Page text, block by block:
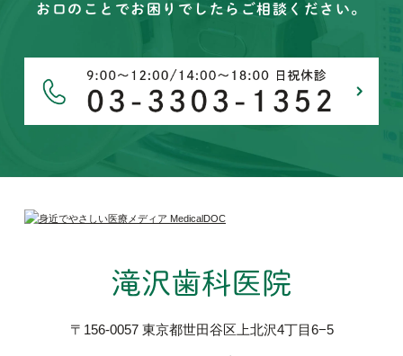
お口のことでお困りでしたらご相談ください。
〒156-0057 東京都世田谷区上北沢4丁目6−5